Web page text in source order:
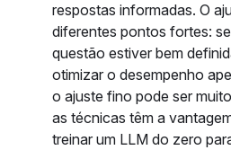
respostas informadas. O
diferentes pontos fortes:
questão estiver bem
otimizar o desempenho
o ajuste fino pode ser
as técnicas têm a
treinar um LLM do zero